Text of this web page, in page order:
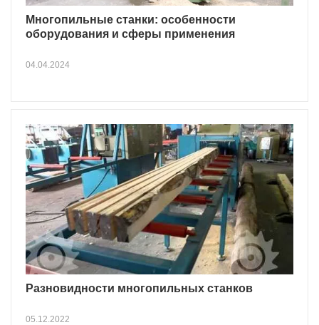
Многопильные станки: особенности
оборудования и сферы применения
04.04.2024
Разновидности многопильных станков
05.12.2022